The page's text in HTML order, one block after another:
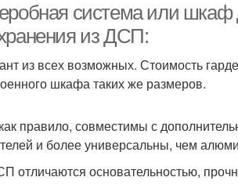
система или
из ДСП:
из всех возможных. Стоимость
шкафа таких же размеров.
правило, совместимы с
и более универсальны, чем
отличаются основательностью,